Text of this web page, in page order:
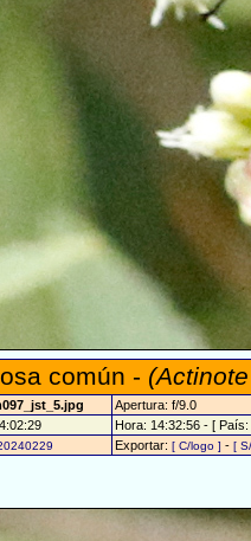
común -
Apertura: f/9.0
Hora: 14:32:56 - [ País:
Exportar: [ C/logo ] - [